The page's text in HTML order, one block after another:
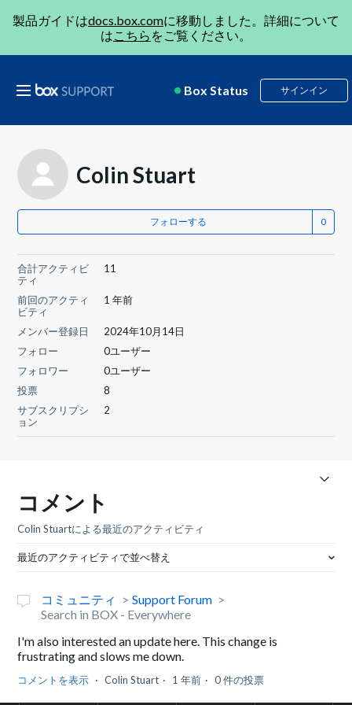
製品ガイドはdocs.box.comに移動しました。詳細について
はこちら をご覧ください。
Box Status サインイン
Colin Stuart
フォローする
合計アクティビ
ティ
11
前回のアクティ
ビティ
1 年前
メンバー登録日
2024年10月14日
フォロー
0ユーザー
フォロワー
0ユーザー
投票
8
サブスクリプシ
ョン
2
コメント
Colin Stuartによる最近のアクティビティ
最近のアクティビティで並べ替え
コミュニティ
Support Forum
Search in BOX - Everywhere
I'm also interested an update here. This change is
frustrating and slows me down.
コメントを表示 Colin Stuart 1 年前 0 件の投票